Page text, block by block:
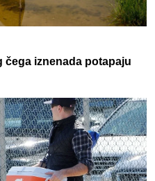
čega iznenada potapaju